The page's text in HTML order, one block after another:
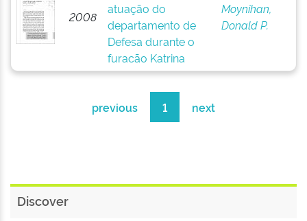
2008
atuação do
departamento de
Defesa durante o
furacão Katrina
Moynihan,
Donald P.
previous 1 next
Discover